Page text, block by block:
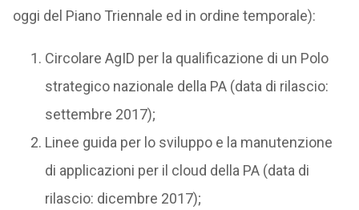
oggi del Piano Triennale ed in ordine temporale):
Circolare AgID per la qualificazione di un Polo
strategico nazionale della PA (data di rilascio:
settembre 2017);
Linee guida per lo sviluppo e la manutenzione
di applicazioni per il cloud della PA (data di
rilascio: dicembre 2017);